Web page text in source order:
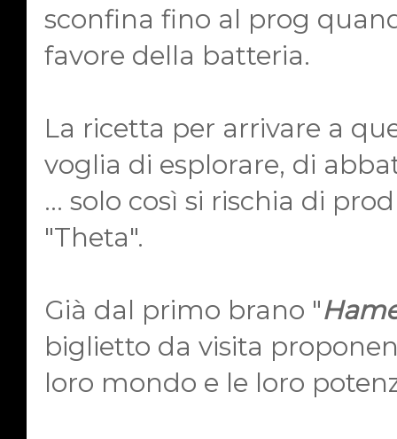
sconfina fino al prog
favore della batteria.
La ricetta per arrivare a
voglia di esplorare, di
... solo così si rischia di
"Theta".
Già dal primo brano "
biglietto da visita
loro mondo e le loro